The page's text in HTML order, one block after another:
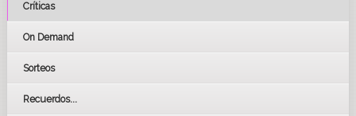
Críticas
On Demand
Sorteos
Recuerdos...